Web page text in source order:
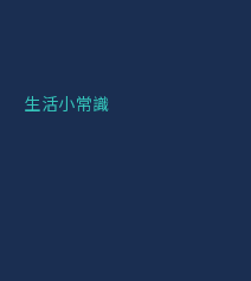
生活小常識